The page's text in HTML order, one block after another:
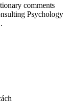
comments
Psychology